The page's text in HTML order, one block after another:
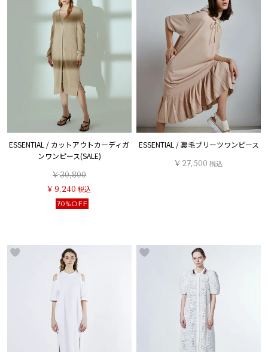
ESSENTIAL / カットアウトカーディガ
ンワンピース(SALE)
¥30,800
¥ 9,240 税込
70%OFF
ESSENTIAL / 裏毛プリーツワンピース
¥ 27,500 税込